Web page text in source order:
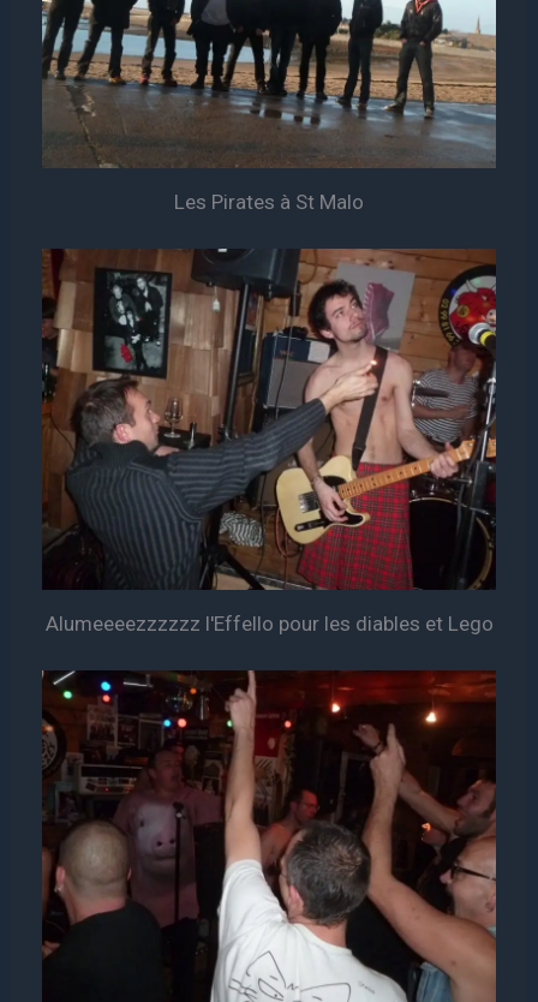
Les Pirates à St Malo
Alumeeeezzzzzz l'Effello pour les diables et Lego